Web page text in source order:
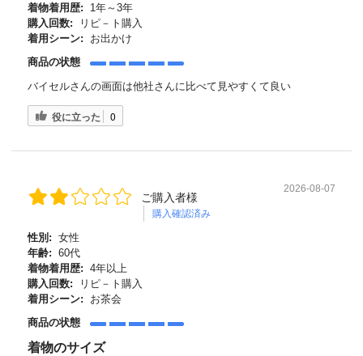
着物着用歴:
1年～3年
購入回数:
リピ－ト購入
着用シーン:
お出かけ
商品の状態
バイセルさんの画面は他社さんに比べて見やすくて良い
役に立った 0
ご購入者様
購入確認済み
2026-08-07
性別: 女性
年齢: 60代
着物着用歴: 4年以上
購入回数:
リピ－ト購入
着用シーン:
お茶会
商品の状態
着物のサイズ